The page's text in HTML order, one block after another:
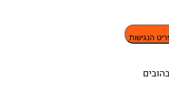
הנגישות